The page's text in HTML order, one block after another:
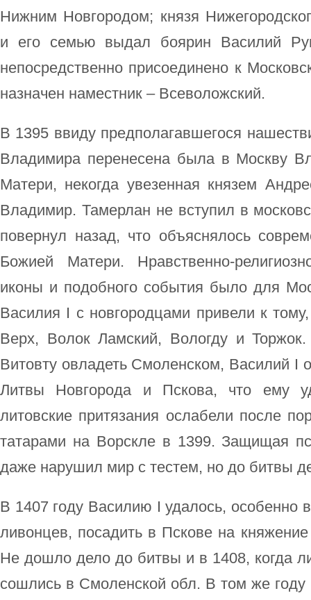
Нижним Новгородом; князя
и его семью выдал боярин Василий
непосредственно присоединено к
назначен наместник – Всеволожский.
В 1395 ввиду предполагавшегося
Владимира перенесена была в Москву
Матери, некогда увезенная князем
Владимир. Тамерлан не вступил в
повернул назад, что объяснялось
Божией Матери. Нравственно-
иконы и подобного события было для
Василия I с новгородцами привели к
Верх, Волок Ламский, Вологду и
Витовту овладеть Смоленском, Василий I
Литвы Новгорода и Пскова, что ему
литовские притязания ослабели после
татарами на Ворскле в 1399. Защищая
даже нарушил мир с тестем, но до битвы
В 1407 году Василию I удалось, особенно
ливонцев, посадить в Пскове на
Не дошло дело до битвы и в 1408, когда
сошлись в Смоленской обл. В том же году